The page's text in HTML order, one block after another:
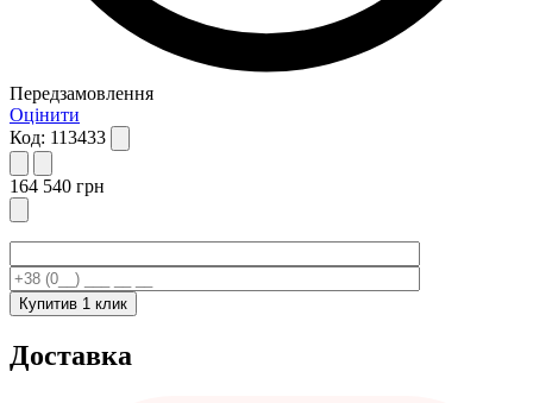
Передзамовлення
Оцінити
Код: 113433
164 540 грн
Купитив 1 клик
Доставка